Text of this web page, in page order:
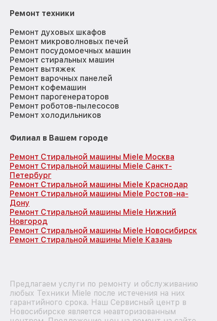
Ремонт техники
Ремонт духовых шкафов
Ремонт микроволновых печей
Ремонт посудомоечных машин
Ремонт стиральных машин
Ремонт вытяжек
Ремонт варочных панелей
Ремонт кофемашин
Ремонт парогенераторов
Ремонт роботов-пылесосов
Ремонт холодильников
Филиал в Вашем городе
Ремонт Стиральной машины Miele Москва
Ремонт Стиральной машины Miele Санкт-
Петербург
Ремонт Стиральной машины Miele Краснодар
Ремонт Стиральной машины Miele Ростов-на-
Дону
Ремонт Стиральной машины Miele Нижний
Новгород
Ремонт Стиральной машины Miele Новосибирск
Ремонт Стиральной машины Miele Казань
Предлагаем услуги по ремонту и обслуживанию
любых Техники Miele после истечения на них
гарантийного срока. Наш Сервисный центр в
Новосибирске является неавторизованным